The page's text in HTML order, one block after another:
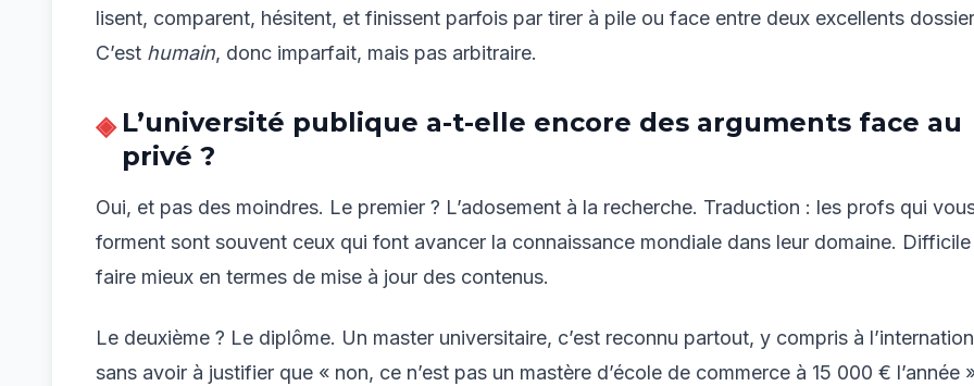
lisent, comparent, hésitent, et finissent parfois par tirer à pile ou face entre deux excellents
C’est humain, donc imparfait, mais pas arbitraire.
L’université publique a-t-elle encore des arguments face au
privé ?
Oui, et pas des moindres. Le premier ? L’adosement à la recherche. Traduction : les profs qui
forment sont souvent ceux qui font avancer la connaissance mondiale dans leur domaine.
faire mieux en termes de mise à jour des contenus.
Le deuxième ? Le diplôme. Un master universitaire, c’est reconnu partout, y compris à
sans avoir à justifier que « non, ce n’est pas un mastère d’école de commerce à 15 000 € l’année